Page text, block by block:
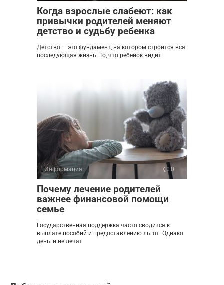
Когда взрослые слабеют: как
привычки родителей меняют
детство и судьбу ребенка
Детство — это фундамент, на котором строится вся
последующая жизнь. То, что ребенок видит
Информация 0
Почему лечение родителей
важнее финансовой помощи
семье
Государственная поддержка часто сводится к
выплате пособий и предоставлению льгот. Однако
деньги не лечат